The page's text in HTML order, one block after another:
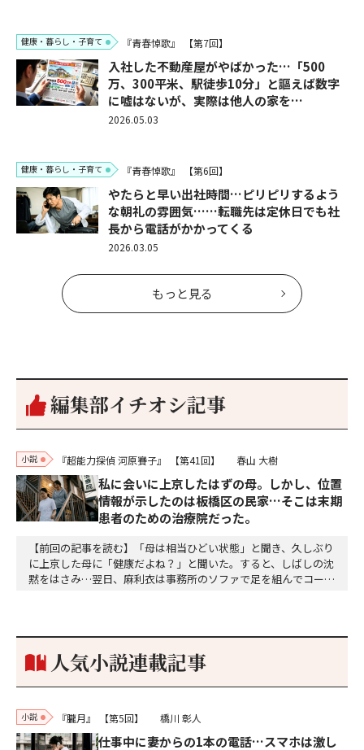
健康・暮らし・子育て 『青春悼歌』 【第7回】
入社した不動産屋がやばかった…「500
万、300平米、駅徒歩10分」と謳えば数字
に嘘はないが、実際は他人の家を…
2026.05.03
健康・暮らし・子育て 『青春悼歌』 【第6回】
やたらと早い出社時間…ピリピリするよう
な朝礼の雰囲気……転職先は定休日でも社
長から電話がかかってくる
2026.03.05
もっと見る
編集部イチオシ記事
小説 『超能力探偵 河原賽子』 【第41回】 春山 大樹
私に会いに上京したはずの母。しかし、位置
情報が示したのは板橋区の民家…そこは末期
患者のための治療院だった。
【前回の記事を読む】「母は相当ひどい状態」と聞き、久しぶり
に上京した母に「健康だよね？」と聞いた。すると、しばしの沈
黙をはさみ…翌日、麻利衣は事務所のソファで足を組んでコーヒ
個のサイコロが握られていた。「やはり私はあなたの超…
人気小説連載記事
小説 『朧月』 【第5回】 橋川 彰人
仕事中に妻からの1本の電話…スマホは激し